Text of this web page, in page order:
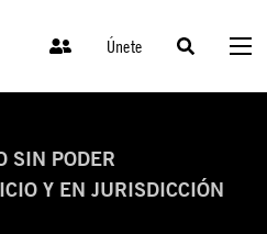
Únete
SIN PODER
Y EN JURISDICCIÓN